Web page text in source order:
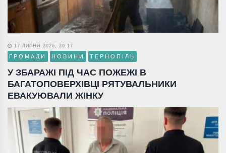
17 ЛИПНЯ 2026, 20:17
ГРОМАДИ НОВИНИ ТЕРНОПІЛЬ
У ЗБАРАЖІ ПІД ЧАС ПОЖЕЖІ В
БАГАТОПОВЕРХІВЦІ РЯТУВАЛЬНИКИ
ЕВАКУЮВАЛИ ЖІНКУ